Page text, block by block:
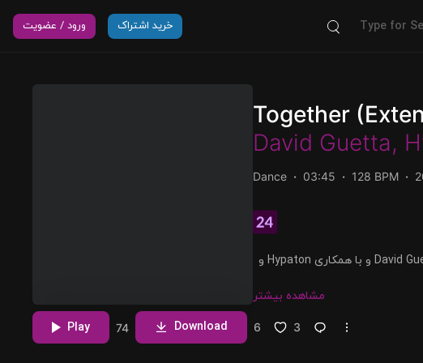
خرید اشتراک ورود / عضویت
Together
David Guetta,
Dance 03:45 128 BPM
دانلود و پخش آهنگ Together (Extended) از David Guetta و با همکاری Hypaton و
مشاهده بیشتر
Play 74 Download 6 3